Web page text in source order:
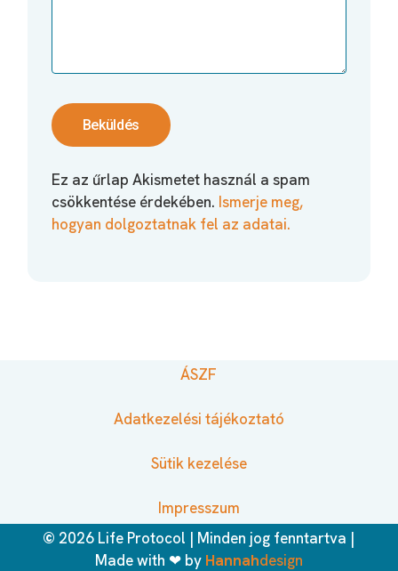
Ez az űrlap Akismetet használ a spam
csökkentése érdekében. Ismerje meg,
hogyan dolgoztatnak fel az adatai.
ÁSZF
Adatkezelési tájékoztató
Sütik kezelése
Impresszum
© 2026 Life Protocol | Minden jog fenntartva |
Made with ❤ by Hannahdesign